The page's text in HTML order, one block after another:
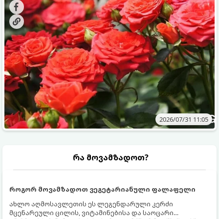
მოთხოვნილებები იცვლება, ამიტომ მნიშვნელოვანია
ვიცოდეთ, რომელი სასუქები გამოიყენება ამ დროს.
2026/07/31 11:05
რა მოვამზადოთ?
როგორ მოვამზადოთ ვეგეტარიანული ფალაფელი
ახლო აღმოსავლეთის ეს ლეგენდარული კერძი
მცენარეული ცილის, ვიტამინებისა და საოცარი